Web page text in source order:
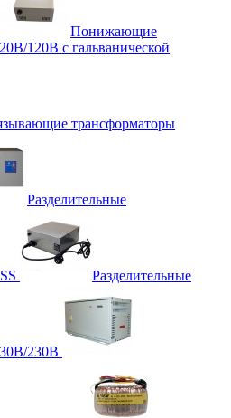
Понижающие
120В с гальванической
трансформаторы
Разделительные
Разделительные
230В